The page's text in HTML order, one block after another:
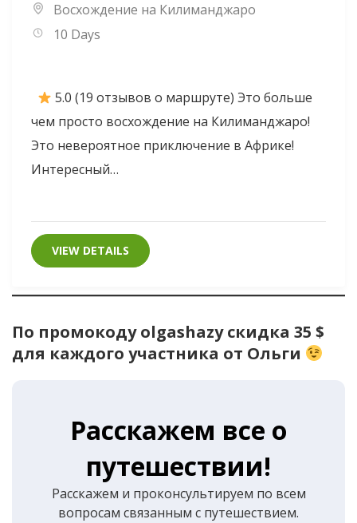
Восхождение на Килиманджаро
10 Days
5.0 (19 отзывов о маршруте) Это больше
чем просто восхождение на Килиманджаро!
Это невероятное приключение в Африке!
Интересный…
VIEW DETAILS
По промокоду olgashazy скидка 35 $
для каждого участника от Ольги
Расскажем все о
путешествии!
Расскажем и проконсультируем по всем
вопросам связанным с путешествием.